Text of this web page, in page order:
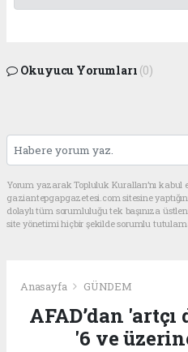
Okuyucu Yorumları (0)
Yorum yazarak Topluluk Kuralları’nı kabul
gaziantepgapgazetesi.com sitesine
dolaylı tüm sorumluluğu tek başınıza
site yönetimi hiçbir şekilde sorumlu
Anasayfa GÜNDEM
AFAD’dan 'artçı
'6 ve